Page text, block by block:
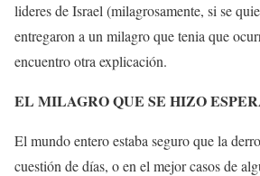
lideres de Israel (milagrosamente, si se
entregaron a un milagro que tenia que
encuentro otra explicación.
EL MILAGRO QUE SE HIZO
El mundo entero estaba seguro que la
cuestión de días, o en el mejor casos de